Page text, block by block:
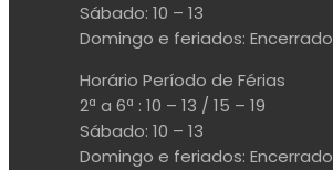
Sábado: 10 – 13
Domingo e feriados: Encerrado
Horário Período de Férias
2ª a 6ª : 10 – 13 / 15 – 19
Sábado: 10 – 13
Domingo e feriados: Encerrado